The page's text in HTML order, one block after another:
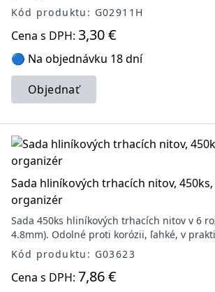
Kód produktu: G02911H
Cena s DPH: 3,30 €
🔵 Na objednávku 18 dní
Objednať
Sada hliníkových trhacích nitov,
organizér
Sada 450ks hliníkových trhacích nitov v 6
4.8mm). Odolné proti korózii, ľahké, v
Kód produktu: G03623
Cena s DPH: 7,86 €